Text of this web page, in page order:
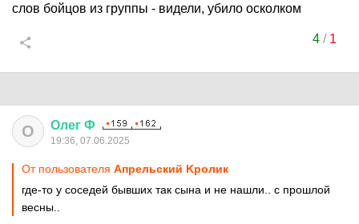
слов бойцов из группы - видели, убило осколком
4/ 1
О Олег Ф
19:36, 07.06.2025
От пользователя Aпрельский Kролик
где-то у соседей бывших так сына и не нашли.. с прошлой
весны..